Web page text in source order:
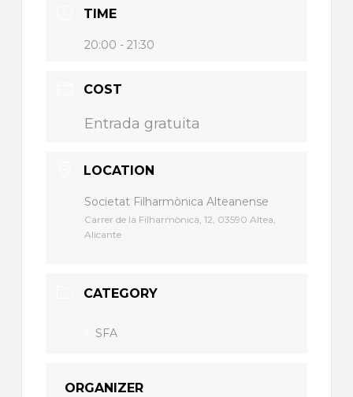
TIME
20:00 - 21:30
COST
Entrada gratuita
LOCATION
Societat Filharmònica Alteanense
Carrer de la Filharmònica, 12, 03590 Altea,
Alicante
CATEGORY
SFA
ORGANIZER